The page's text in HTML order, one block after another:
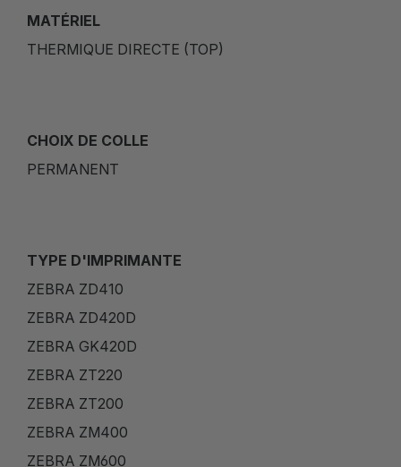
MATÉRIEL
THERMIQUE DIRECTE (TOP)
CHOIX DE COLLE
PERMANENT
TYPE D'IMPRIMANTE
ZEBRA ZD410
ZEBRA ZD420D
ZEBRA GK420D
ZEBRA ZT220
ZEBRA ZT200
ZEBRA ZM400
ZEBRA ZM600